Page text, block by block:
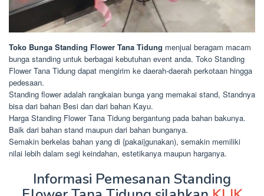
Toko Bunga Standing Flower Tana Tidung menjual beragam macam
bunga standing untuk berbagai kebutuhan event anda. Toko Standing
Flower Tana Tidung dapat mengirim ke daerah-daerah perkotaan hingga
pedesaan.
Standing flower adalah rangkaian bunga yang memakai stand, Standnya
bisa dari bahan Besi dan dari bahan Kayu.
Harga Standing Flower Tana Tidung bergantung pada bahan bakunya.
Baik dari bahan stand maupun dari bahan bunganya.
Semakin berkelas bahan yang di {pakai|gunakan), semakin memiliki
nilai lebih dalam segi keindahan, estetikanya maupun harganya.
Informasi Pemesanan Standing